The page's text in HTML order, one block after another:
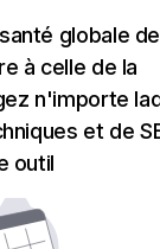
globale
à celle de la
n'importe
et de
outil